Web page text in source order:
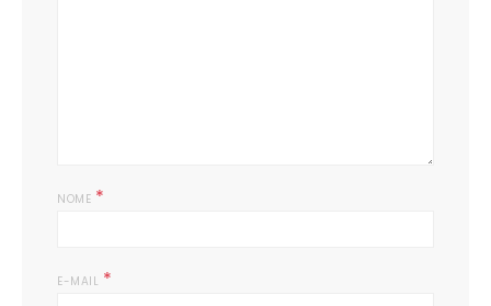
NOME *
E-MAIL *